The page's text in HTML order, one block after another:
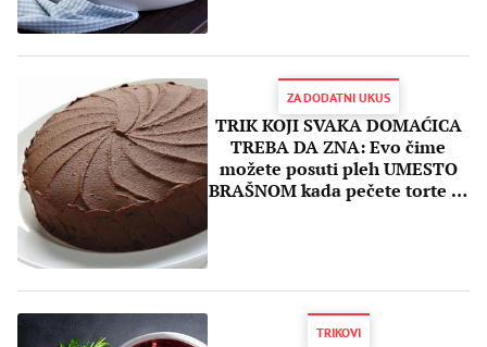
ZA DODATNI UKUS
TRIK KOJI SVAKA DOMAĆICA
TREBA DA ZNA: Evo čime
možete posuti pleh UMESTO
BRAŠNOM kada pečete torte ili
TRIKOVI